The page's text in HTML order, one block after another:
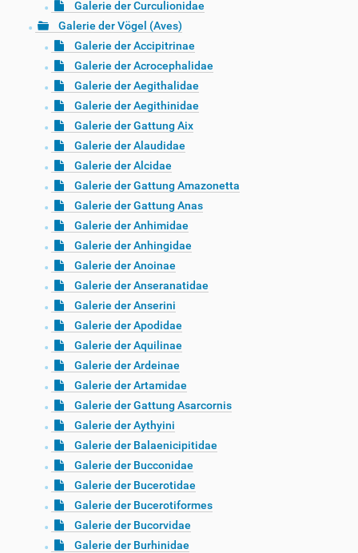
Galerie der Curculionidae
Galerie der Vögel (Aves)
Galerie der Accipitrinae
Galerie der Acrocephalidae
Galerie der Aegithalidae
Galerie der Aegithinidae
Galerie der Gattung Aix
Galerie der Alaudidae
Galerie der Alcidae
Galerie der Gattung Amazonetta
Galerie der Gattung Anas
Galerie der Anhimidae
Galerie der Anhingidae
Galerie der Anoinae
Galerie der Anseranatidae
Galerie der Anserini
Galerie der Apodidae
Galerie der Aquilinae
Galerie der Ardeinae
Galerie der Artamidae
Galerie der Gattung Asarcornis
Galerie der Aythyini
Galerie der Balaenicipitidae
Galerie der Bucconidae
Galerie der Bucerotidae
Galerie der Bucerotiformes
Galerie der Bucorvidae
Galerie der Burhinidae